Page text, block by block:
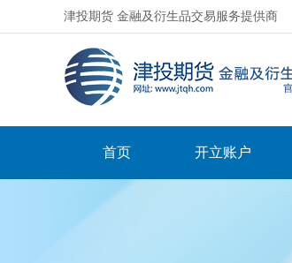
津投期货 金融及衍生品交易服务提供商
首页 开立账户